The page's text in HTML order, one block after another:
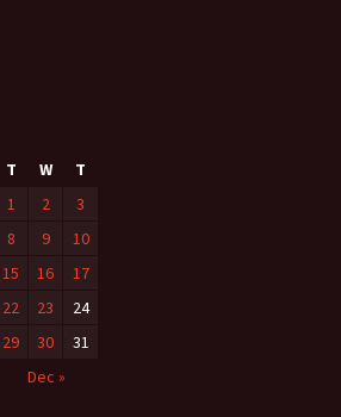
T W T
Dec »
1 2
3
8 9
10
15 16
17
22 23
24
29 30 31